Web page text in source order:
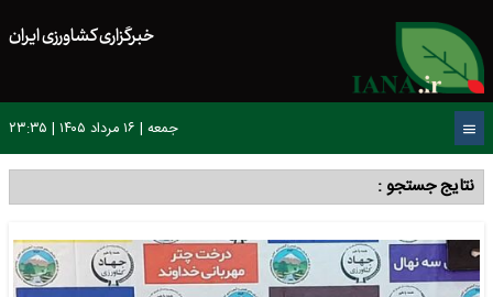
خبرگزاری کشاورزی ایران
جمعه | ۱۶ مرداد ۱۴۰۵ | ۲۳:۳۵
نتایج جستجو :